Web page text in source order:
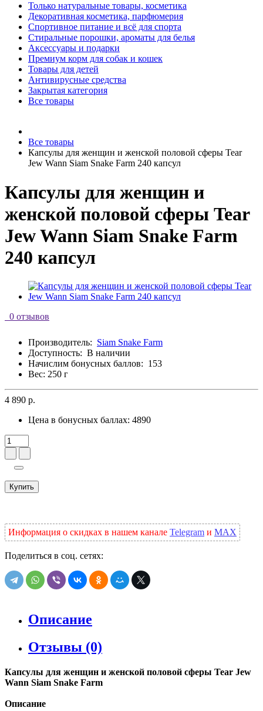
Только натуральные товары, косметика
Декоративная косметика, парфюмерия
Спортивное питание и всё для спорта
Стиральные порошки, ароматы для белья
Аксессуары и подарки
Премиум корм для собак и кошек
Товары для детей
Антивирусные средства
Закрытая категория
Все товары
Все товары
Капсулы для женщин и женской половой сферы Tear
Jew Wann Siam Snake Farm 240 капсул
Капсулы для женщин и
женской половой сферы Tear
Jew Wann Siam Snake Farm
240 капсул
0 отзывов
Производитель: Siam Snake Farm
Доступность: В наличии
Начислим бонусных баллов: 153
Вес: 250 г
4 890 р.
Цена в бонусных баллах: 4890
Купить
Информация о скидках в нашем канале Telegram и MAX
Поделиться в соц. сетях:
Описание
Отзывы (0)
Капсулы для женщин и женской половой сферы Tear Jew
Wann Siam Snake Farm
Описание